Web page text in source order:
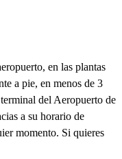
en las plantas
a pie, en menos de 3
del Aeropuerto de
a su horario de
momento. Si quieres